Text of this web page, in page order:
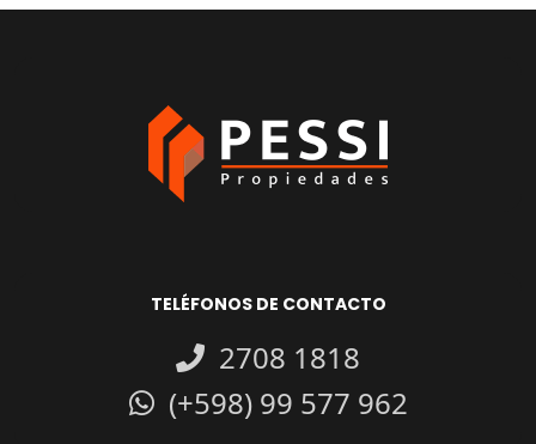
TELÉFONOS DE CONTACTO
2708 1818
(+598) 99 577 962